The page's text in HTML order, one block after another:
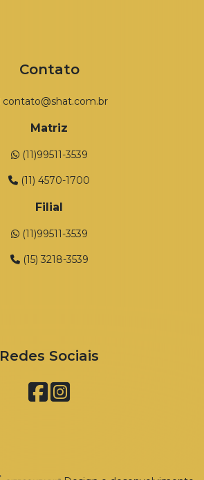
Contato
contato@shat.com.br
Matriz
(11)99511-3539
(11) 4570-1700
Filial
(11)99511-3539
(15) 3218-3539
Redes Sociais